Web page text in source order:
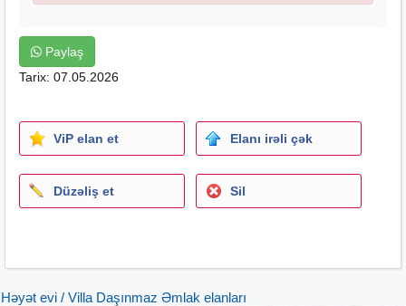
Paylaş
Tarix: 07.05.2026
ViP elan et Elanı irəli çək
Düzəliş et Sil
Həyət evi / Villa Daşınmaz Əmlak elanları